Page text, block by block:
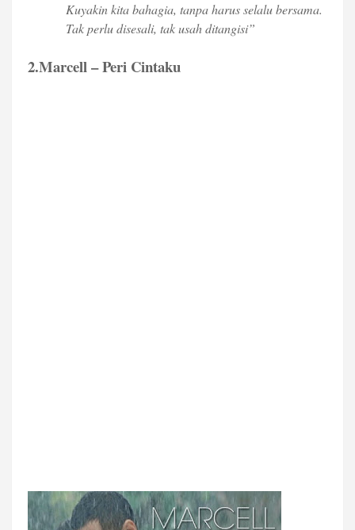
Kuyakin kita bahagia, tanpa harus selalu bersama.
Tak perlu disesali, tak usah ditangisi”
2.Marcell – Peri Cintaku